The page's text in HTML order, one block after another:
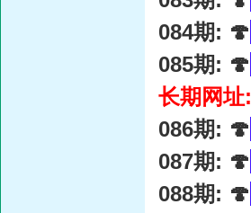
084期: 🍄
085期: 🍄
长期网址:
086期: 🍄
087期: 🍄
088期: 🍄